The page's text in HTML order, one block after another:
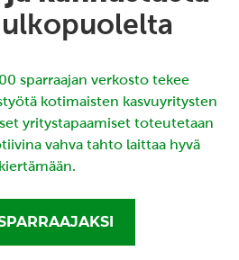
sparraajan verkosto tekee
kotimaisten kasvuyritysten
yritystapaamiset toteutetaan
vahva tahto laittaa hyvä
kiertämään.